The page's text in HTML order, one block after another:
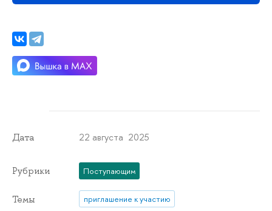
Дата 22 августа 2025
Рубрики Поступающим
Темы приглашение к участию